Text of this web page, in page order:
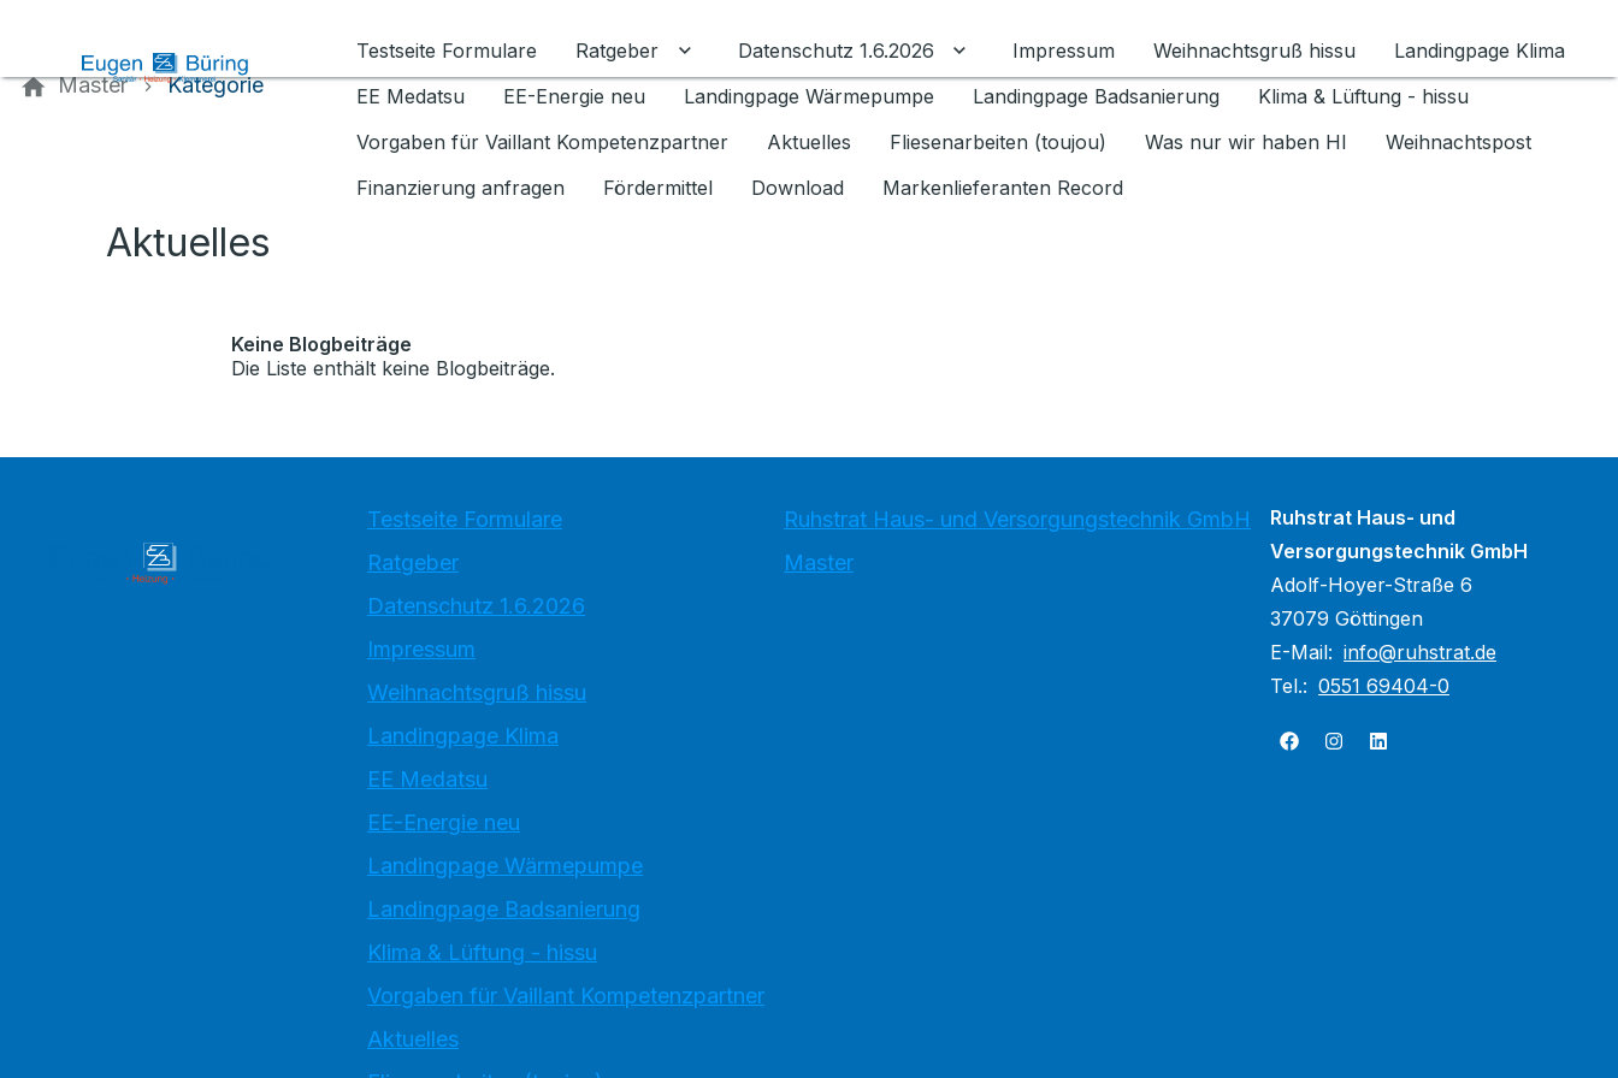
Testseite Formulare
Ratgeber Untermenü für Ratgeber umschalten
Datenschutz 1.6.2026 Untermenü für Datenschutz 1.6.2026 umschalten
Impressum Weihnachtsgruß hissu
Landingpage Klima
EE Medatsu
EE-Energie neu Landingpage Wärmepumpe Landingpage Badsanierung
Klima & Lüftung - hissu
Vorgaben für Vaillant Kompetenzpartner
Aktuelles Fliesenarbeiten (toujou) Was nur wir haben HI
Weihnachtspost
Finanzierung anfragen
Fördermittel Download Markenlieferanten Record
Master Kategorie
Aktuelles
Keine Blogbeiträge
Die Liste enthält keine Blogbeiträge.
Testseite Formulare
Ratgeber
Datenschutz 1.6.2026
Impressum
Weihnachtsgruß hissu
Landingpage Klima
EE Medatsu
EE-Energie neu
Landingpage Wärmepumpe
Landingpage Badsanierung
Klima & Lüftung - hissu
Vorgaben für Vaillant Kompetenzpartner
Aktuelles
Ruhstrat Haus- und Versorgungstechnik GmbH
Master
Ruhstrat Haus- und
Versorgungstechnik GmbH
Adolf-Hoyer-Straße 6
37079 Göttingen
E-Mail: info@ruhstrat.de
Tel.: 0551 69404-0